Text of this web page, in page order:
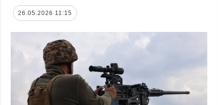
26.05.2026 11:15